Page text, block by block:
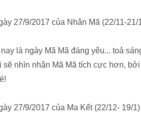
27/9/2017 của Nhân Mã (22/11-21/
là ngày Mã Mã đáng yêu... toả
sẽ nhìn nhận Mã Mã tích cực hơn,
27/9/2017 của Ma Kết (22/12- 19/1)